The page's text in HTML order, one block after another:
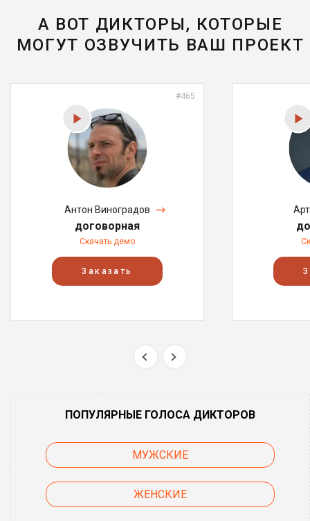
А ВОТ ДИКТОРЫ, КОТОРЫЕ
МОГУТ ОЗВУЧИТЬ ВАШ ПРОЕКТ
#465
Антон Виноградов
договорная
Скачать демо
Заказать
ПОПУЛЯРНЫЕ ГОЛОСА ДИКТОРОВ
МУЖСКИЕ
ЖЕНСКИЕ